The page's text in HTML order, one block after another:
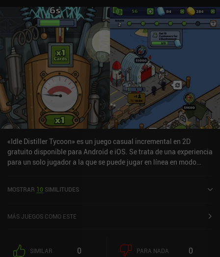
«Idle Distiller Tycoon» es un juego casual incremental en 2D
gratuito disponible para Android e iOS. Se trata de una experiencia
para un solo jugador a la que se puede jugar en línea en modo
tiene actualmente una puntuación de 4,4 sobre 5,0 en Google Play
MOSTRAR 10 SIMILITUDES
MÁS JUEGOS COMO ESTE
SIMILAR 0 PARA NADA 0